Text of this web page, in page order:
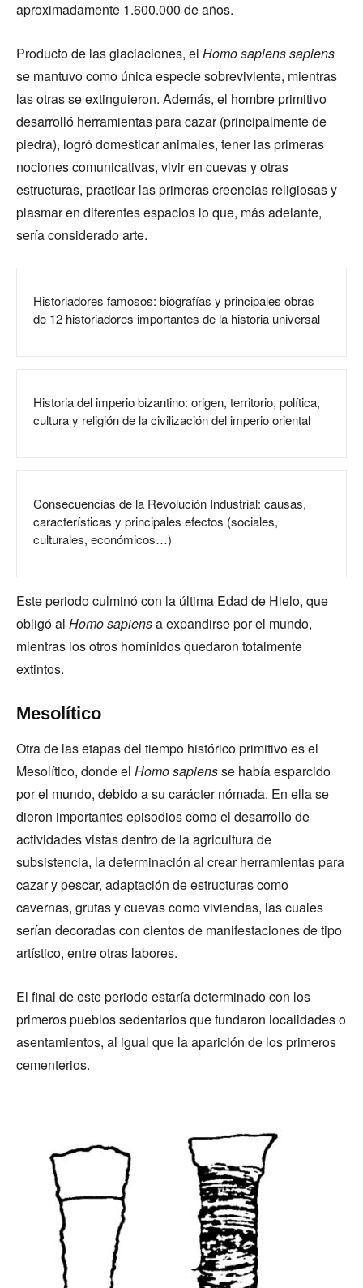
aproximadamente 1.600.000 de años.
Producto de las glaciaciones, el Homo sapiens sapiens
se mantuvo como única especie sobreviviente, mientras
las otras se extinguieron. Además, el hombre primitivo
desarrolló herramientas para cazar (principalmente de
piedra), logró domesticar animales, tener las primeras
nociones comunicativas, vivir en cuevas y otras
estructuras, practicar las primeras creencias religiosas y
plasmar en diferentes espacios lo que, más adelante,
sería considerado arte.
Historiadores famosos: biografías y principales obras
de 12 historiadores importantes de la historia universal
Historia del imperio bizantino: origen, territorio, política,
cultura y religión de la civilización del imperio oriental
Consecuencias de la Revolución Industrial: causas,
características y principales efectos (sociales,
culturales, económicos…)
Este periodo culminó con la última Edad de Hielo, que
obligó al Homo sapiensa expandirse por el mundo,
mientras los otros homínidos quedaron totalmente
extintos.
Mesolítico
Otra de las etapas del tiempo histórico primitivo es el
Mesolítico, donde el Homo sapiensse había esparcido
por el mundo, debido a su carácter nómada. En ella se
dieron importantes episodios como el desarrollo de
actividades vistas dentro de la agricultura de
subsistencia, la determinación al crear herramientas para
cazar y pescar, adaptación de estructuras como
cavernas, grutas y cuevas como viviendas, las cuales
serían decoradas con cientos de manifestaciones de tipo
artístico, entre otras labores.
El final de este periodo estaría determinado con los
primeros pueblos sedentarios que fundaron localidades o
asentamientos, al igual que la aparición de los primeros
cementerios.